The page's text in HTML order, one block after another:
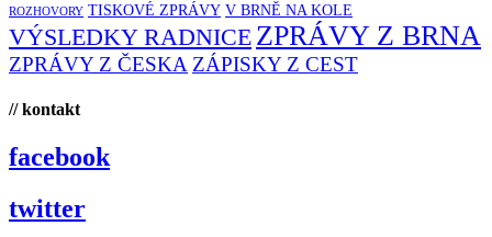
ROZHOVORY TISKOVÉ ZPRÁVY V BRNĚ NA KOLE
VÝSLEDKY RADNICE ZPRÁVY Z BRNA
ZPRÁVY Z ČESKA ZÁPISKY Z CEST
// kontakt
facebook
twitter